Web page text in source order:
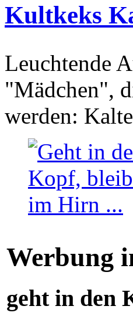
Kultkeks
Leuchtende
"Mädchen",
werden:
Werbung
geht in den